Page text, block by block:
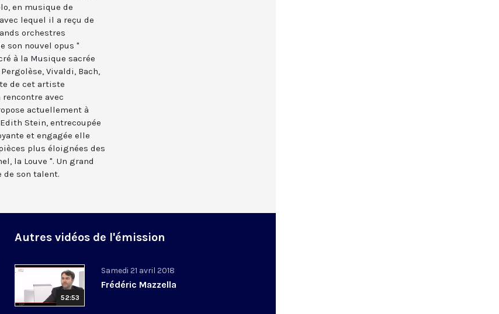
en musique de
lequel il a reçu de
orchestres
son nouvel opus "
à la Musique sacrée
Vivaldi, Bach,
de cet artiste
avec
actuellement à
Stein, entrecoupée
et engagée elle
plus éloignées des
la Louve ". Un grand
de son talent.
Autres vidéos de l'émission
52:53
Samedi 21 avril 2018
Frédéric Mazzella